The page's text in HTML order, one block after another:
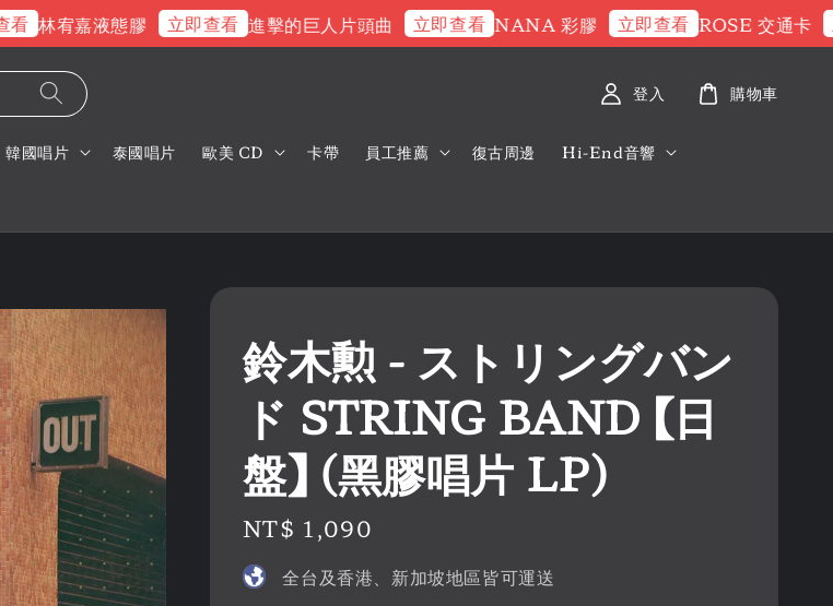
林宥嘉液態膠 立即查看 進擊的巨人片頭曲 立即查看 NANA 彩膠 立即查看 ROSE 交通卡 立
韓國唱片 泰國唱片 歐美 CD 卡帶 員工推薦 復古周邊 Hi-End音響
登入 購物車
鈴木勲 - ストリングバン
ド STRING BAND 【日
盤】 (黑膠唱片 LP)
Regular
price
NT$ 1,090
全台及香港、新加坡地區皆可運送